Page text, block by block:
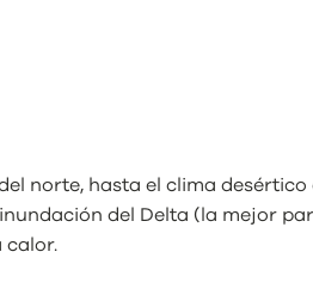
norte, hasta el clima
del Delta (la mejor
calor.